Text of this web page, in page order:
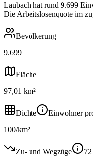
Laubach hat rund 9.699
Die Arbeitslosenquote im
Bevölkerung
9.699
Fläche
97,01 km²
Dichte
Einwohner
100/km²
Zu- und Wegzüge